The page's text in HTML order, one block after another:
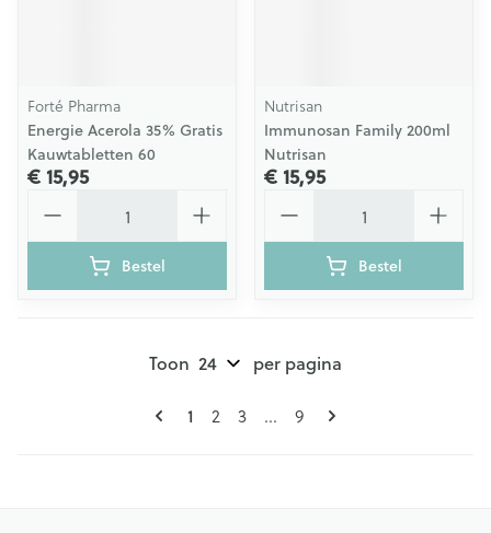
Forté Pharma
Energie Acerola 35% Gratis
Kauwtabletten 60
€ 15,95
Bestel
Nutrisan
Immunosan Family 200ml
Nutrisan
€ 15,95
Bestel
Pagina's
U lees momenteel pagina
1 Pagina
2 Pagina
3 ... Pagina
9
Toon per pagina